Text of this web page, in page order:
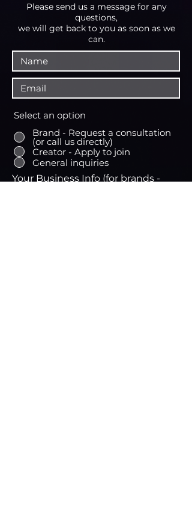
Please send us a message for any
questions,
we will get back to you as soon as we
can.
Select an option
Brand - Request a consultation
(or call us directly)
Creator - Apply to join
General inquiries
Your Business Info (for brands -